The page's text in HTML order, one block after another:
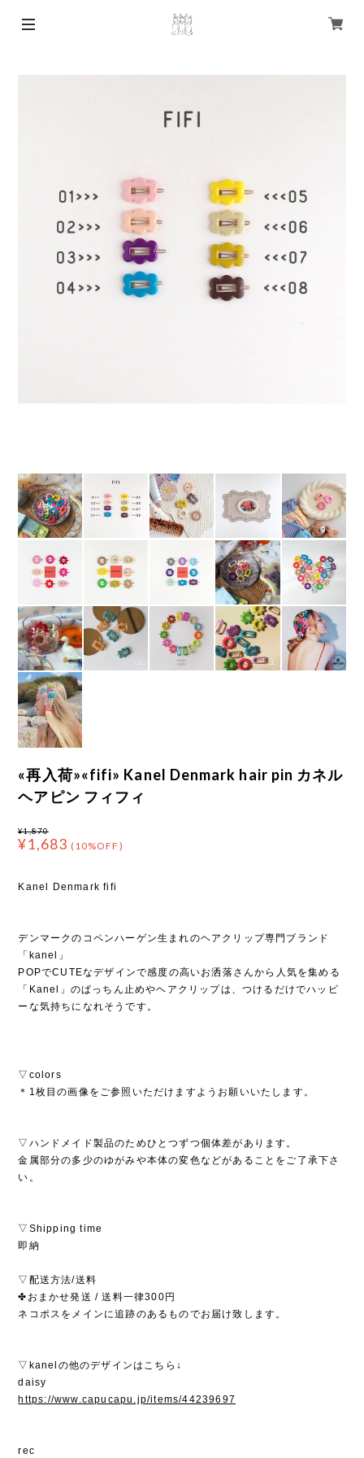
«再入荷»«fifi» Kanel Denmark hair pin カネル
ヘアピン フィフィ
¥1,870
¥1,683 (10%OFF)
Kanel Denmark fifi
デンマークのコペンハーゲン生まれのヘアクリップ専門ブランド
「kanel」
POPでCUTEなデザインで感度の高いお洒落さんから人気を集める
「Kanel」のぱっちん止めやヘアクリップは、つけるだけでハッピ
ーな気持ちになれそうです。
▽colors
＊1枚目の画像をご参照いただけますようお願いいたします。
▽ハンドメイド製品のためひとつずつ個体差があります。
金属部分の多少のゆがみや本体の変色などがあることをご了承下さ
い。
▽Shipping time
即納
▽配送方法/送料
✤おまかせ発送 / 送料一律300円
ネコポスをメインに追跡のあるものでお届け致します。
▽kanelの他のデザインはこちら↓
daisy
https://www.capucapu.jp/items/44239697
rec